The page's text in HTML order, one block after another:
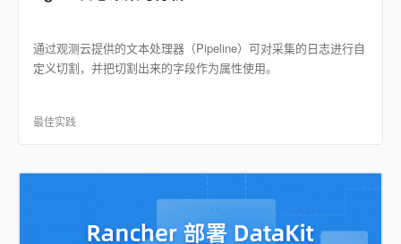
通过观测云提供的文本处理器（Pipeline）可对采集的日志进行自
定义切割，并把切割出来的字段作为属性使用。
最佳实践